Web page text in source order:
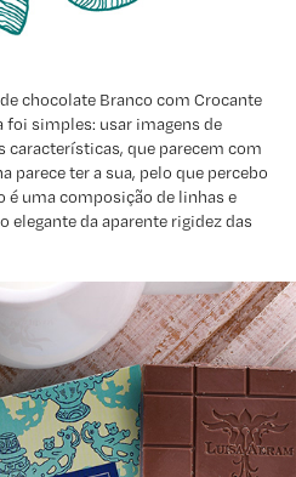
chocolate Branco com Crocante
foi simples: usar imagens de
características, que parecem com
parece ter a sua, pelo que percebo
é uma composição de linhas e
elegante da aparente rigidez das